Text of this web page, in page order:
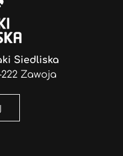
Siedliska
Zawoja